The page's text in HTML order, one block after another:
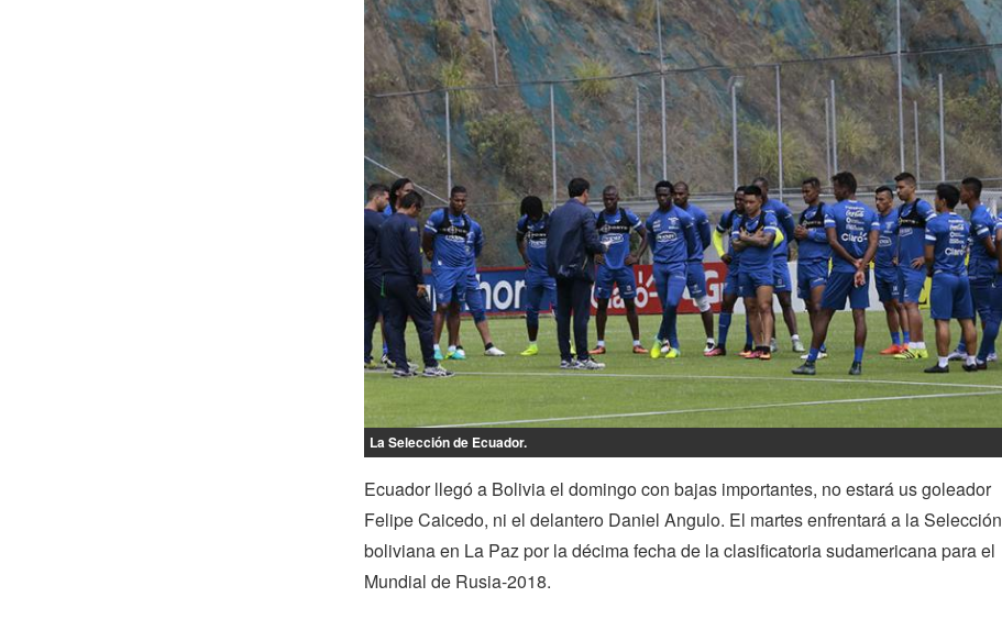
La Selección de Ecuador.
Ecuador llegó a Bolivia el domingo con bajas importantes, no estará us goleador
Felipe Caicedo, ni el delantero Daniel Angulo. El martes enfrentará a la Selección
boliviana en La Paz por la décima fecha de la clasificatoria sudamericana para el
Mundial de Rusia-2018.